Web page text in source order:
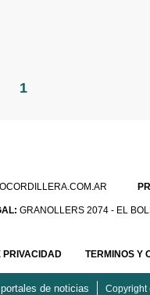
1
GRANOLLERS 2074 - EL
PRIVACIDAD TERMINOS Y
de noticias Copyright